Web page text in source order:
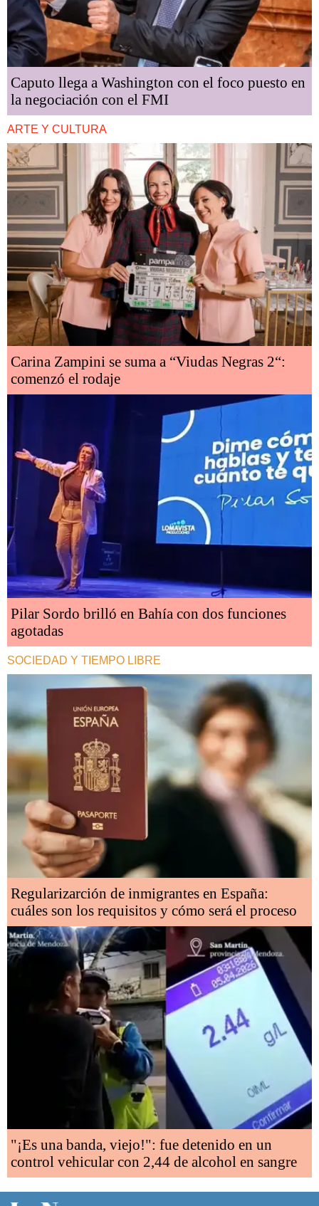
Caputo llega a Washington con el foco puesto en
la negociación con el FMI
ARTE Y CULTURA
Carina Zampini se suma a “Viudas Negras 2“:
comenzó el rodaje
Pilar Sordo brilló en Bahía con dos funciones
agotadas
SOCIEDAD Y TIEMPO LIBRE
Regularizarción de inmigrantes en España:
cuáles son los requisitos y cómo será el proceso
"¡Es una banda, viejo!": fue detenido en un
control vehicular con 2,44 de alcohol en sangre